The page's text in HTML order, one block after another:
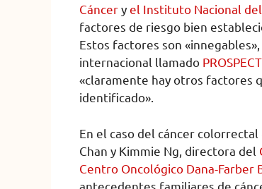
Cánceryel Instituto Nacional
factores de riesgo bien
Estos factores son
internacional llamado PROSPECT
«claramente hay otros factores
identificado».
En el caso del cáncer
Chan y Kimmie Ng, directora del
Centro Oncológico Dana-Farber
antecedentes familiares de